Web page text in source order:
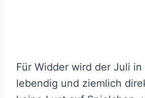
Für Widder wird der Juli in
lebendig und ziemlich